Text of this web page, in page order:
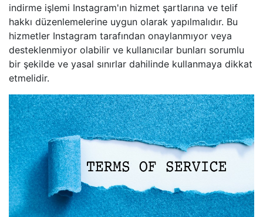
indirme işlemi Instagram'ın hizmet şartlarına ve telif
hakkı düzenlemelerine uygun olarak yapılmalıdır. Bu
hizmetler Instagram tarafından onaylanmıyor veya
desteklenmiyor olabilir ve kullanıcılar bunları sorumlu
bir şekilde ve yasal sınırlar dahilinde kullanmaya dikkat
etmelidir.